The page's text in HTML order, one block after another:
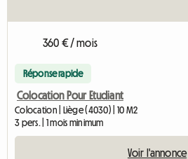
360 € / mois
Réponse rapide
Colocation Pour Etudiant
Colocation | Liège (4030) | 10 M2
3 pers. | 1 mois minimum
Voir l'annonce